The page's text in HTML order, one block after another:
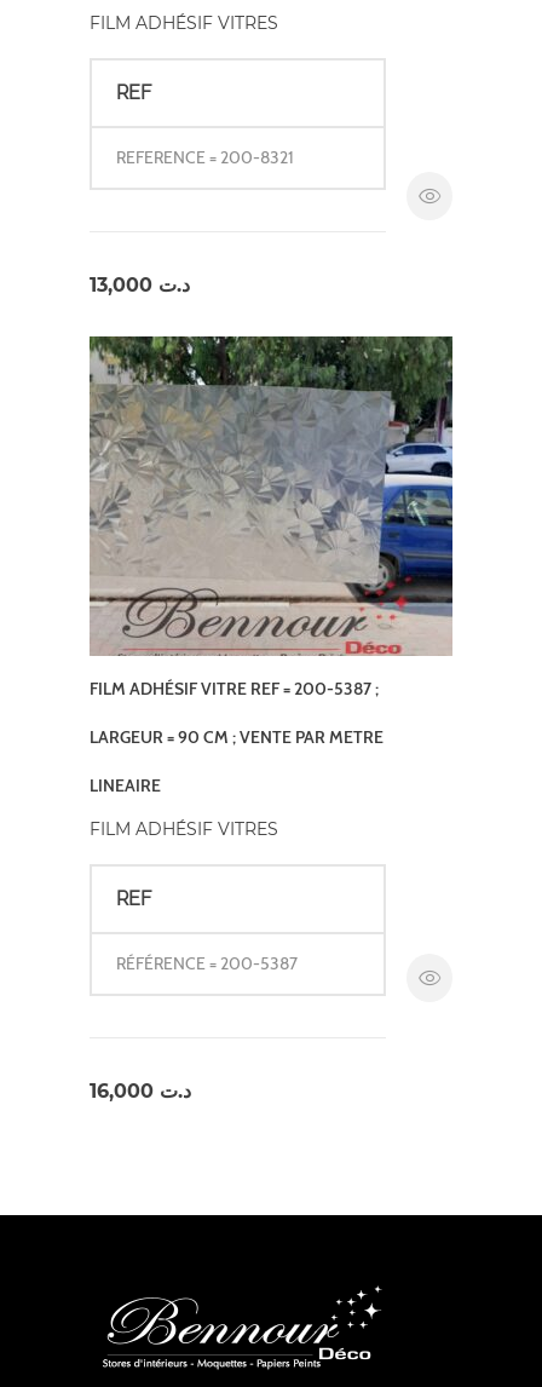
FILM ADHÉSIF VITRES
REF
REFERENCE = 200-8321
د.ت
FILM ADHÉSIF VITRE REF = 200-5387 ;
LARGEUR = 90 CM ; VENTE PAR METRE
LINEAIRE
FILM ADHÉSIF VITRES
REF
RÉFÉRENCE = 200-5387
د.ت